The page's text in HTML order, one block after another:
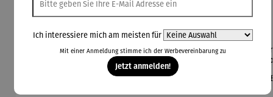
Durchschnittliche Bewertung von 5 von 5 Sternen
Bilder im
Collier |
Sonnensc
heibe mit
Regulärer Preis:
260,00 €
Gartenfigu
Buntspech
Regulärer Preis:
94,00 €
Gartenfigu
Ich interessiere mich am meisten für
Mit einer Anmeldung stimme ich der Werbevereinbarungzu
Jetzt anmelden!